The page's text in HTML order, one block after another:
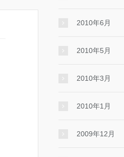
2010年6月
2010年5月
2010年3月
2010年1月
2009年12月